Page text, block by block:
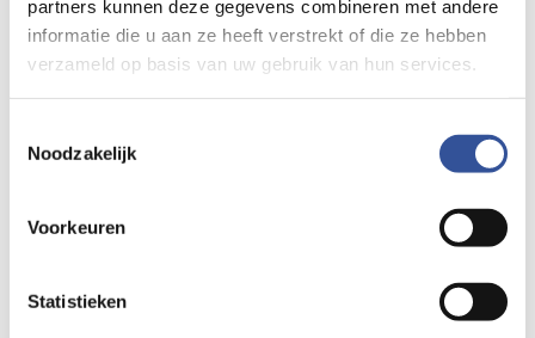
partners kunnen deze gegevens combineren met andere
informatie die u aan ze heeft verstrekt of die ze hebben
verzameld op basis van uw gebruik van hun services.
Noodzakelijk
Voorkeuren
Statistieken
gigantische inzet van vrijwilligers. Zowel Stichting
Welzijn Bergen als stichting Trefpunt Heiloo hebben
ruim 400 vrijwilligers die zich dagelijks inzetten.
vergrijzende gemeenten. Bergen staat zelfs in de
vrijwilligers bestand. We komen nu op een punt
van nieuwe vrijwilligers. Wetende dat de